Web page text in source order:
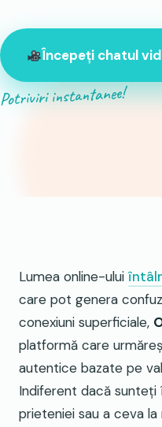
Începeți chatul
Potriviri instantanee!
Lumea online-ului
care pot genera
conexiuni superficiale,
platformă care
autentice bazate pe
Indiferent dacă sunteți
prieteniei sau a ceva